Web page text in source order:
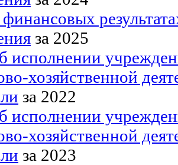
за 2025
исполнении
хозяйственной
за 2022
исполнении
хозяйственной
за 2023